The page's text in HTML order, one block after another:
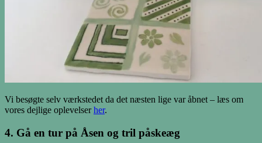
Vi besøgte selv værkstedet da det næsten lige var åbnet – læs om
vores dejlige oplevelserher.
4. Gå en tur på Åsen og tril påskeæg